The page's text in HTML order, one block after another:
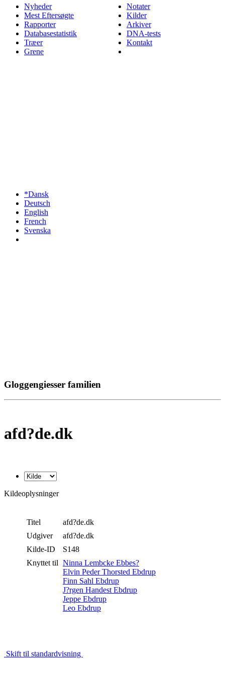
Nyheder
Mest Eftersøgte
Rapporter
Databasestatistik
Træer
Grene
Notater
Kilder
Arkiver
DNA-tests
Kontakt
*Dansk
Deutsch
English
French
Svenska
Gloggengiesser familien
afd?de.dk
Kildeoplysninger
Titel
afd?de.dk
Udgiver
afd?de.dk
Kilde-ID
S148
Knyttet til Ninna Lembcke Ebbes?
Elvin Peder Thorsted Ebdrup
Finn Sahl Ebdrup
J?rgen Handest Ebdrup
Jeppe Ebdrup
Leo Ebdrup
Skift til standardvisning